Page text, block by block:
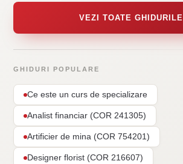
VEZI TOATE GHIDURILE
GHIDURI POPULARE
Ce este un curs de specializare
Analist financiar (COR 241305)
Artificier de mina (COR 754201)
Designer florist (COR 216607)